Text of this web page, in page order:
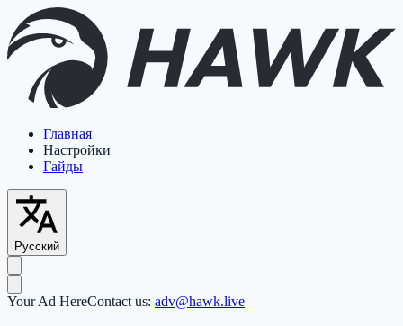
Главная
Настройки
Гайды
Русский
Your Ad HereContact us: adv@hawk.live